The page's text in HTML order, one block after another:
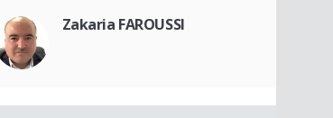
Zakaria FAROUSSI